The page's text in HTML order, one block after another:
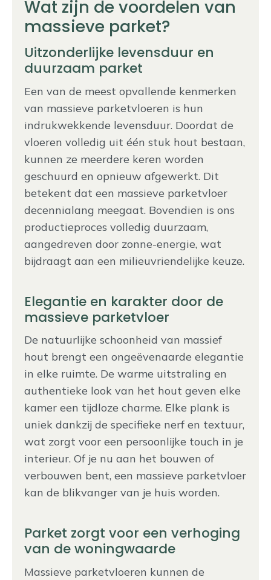
Wat zijn de voordelen van
massieve parket?
Uitzonderlijke levensduur en
duurzaam parket
Een van de meest opvallende kenmerken
van massieve parketvloeren is hun
indrukwekkende levensduur. Doordat de
vloeren volledig uit één stuk hout bestaan,
kunnen ze meerdere keren worden
geschuurd en opnieuw afgewerkt. Dit
betekent dat een massieve parketvloer
decennialang meegaat. Bovendien is ons
productieproces volledig duurzaam,
aangedreven door zonne-energie, wat
bijdraagt aan een milieuvriendelijke keuze.
Elegantie en karakter door de
massieve parketvloer
De natuurlijke schoonheid van massief
hout brengt een ongeëvenaarde elegantie
in elke ruimte. De warme uitstraling en
authentieke look van het hout geven elke
kamer een tijdloze charme. Elke plank is
uniek dankzij de specifieke nerf en textuur,
wat zorgt voor een persoonlijke touch in je
interieur. Of je nu aan het bouwen of
verbouwen bent, een massieve parketvloer
kan de blikvanger van je huis worden.
Parket zorgt voor een verhoging
van de woningwaarde
Massieve parketvloeren kunnen de